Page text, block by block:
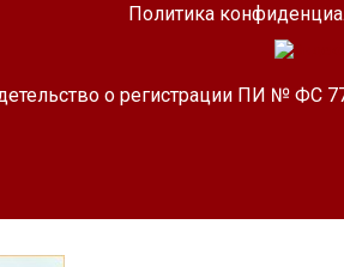
Политика
о регистрации ПИ № ФС